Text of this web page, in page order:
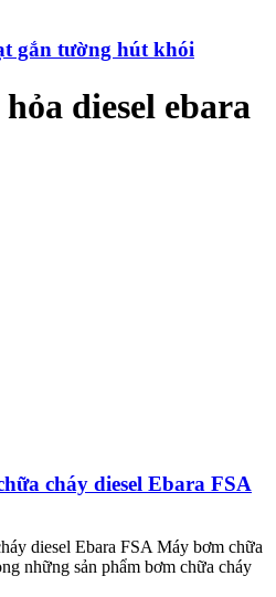
gắn tường hút khói
diesel ebara
cháy diesel Ebara FSA
diesel Ebara FSA Máy bơm chữa
những sản phẩm bơm chữa cháy